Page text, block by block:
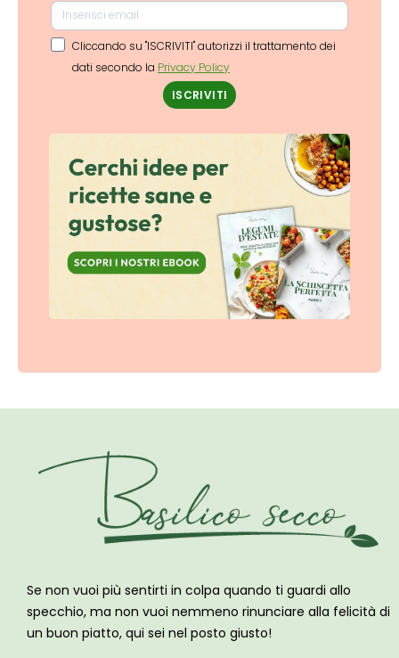
Cliccando su "ISCRIVITI" autorizzi il trattamento dei
dati secondo la Privacy Policy
ISCRIVITI
Se non vuoi più sentirti in colpa quando ti guardi allo
specchio, ma non vuoi nemmeno rinunciare alla felicità di
un buon piatto, qui sei nel posto giusto!